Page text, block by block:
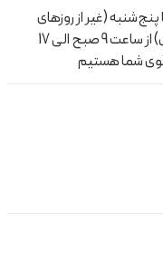
پنج‌شنبه (غیر از روزهای
تعطیل) از ساعت 9 صبح الی 17
شما هستیم